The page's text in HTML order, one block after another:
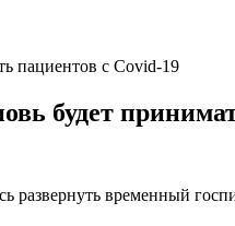
пациентов с Covid-19
будет
временный